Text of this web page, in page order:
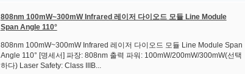
808nm 100mW~300mW Infrared 레이저 다이오드 모듈 Line Module
Span Angle 110°
808nm 100mW~300mW Infrared 레이저 다이오드 모듈 Line Module Span
Angle 110° [명세서] 파장: 808nm 출력 파워: 100mW/200mW/300mW(선택
하다) Laser Safety: Class IIIB...